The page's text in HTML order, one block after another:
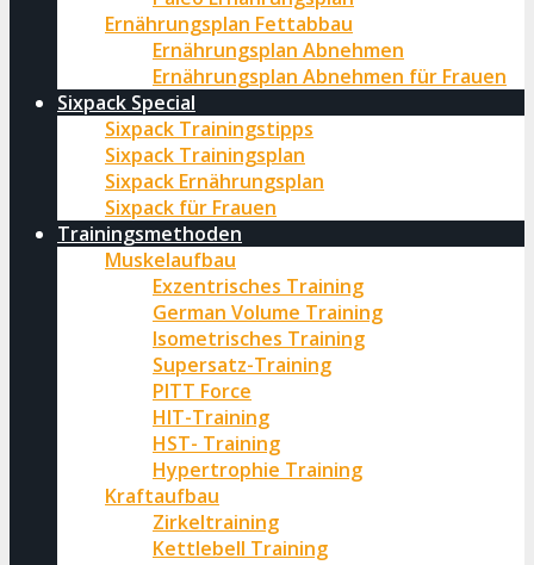
Ernährungsplan Fettabbau
Ernährungsplan Abnehmen
Ernährungsplan Abnehmen für Frauen
Sixpack Special
Sixpack Trainingstipps
Sixpack Trainingsplan
Sixpack Ernährungsplan
Sixpack für Frauen
Trainingsmethoden
Muskelaufbau
Exzentrisches Training
German Volume Training
Isometrisches Training
Supersatz-Training
PITT Force
HIT-Training
HST- Training
Hypertrophie Training
Kraftaufbau
Zirkeltraining
Kettlebell Training